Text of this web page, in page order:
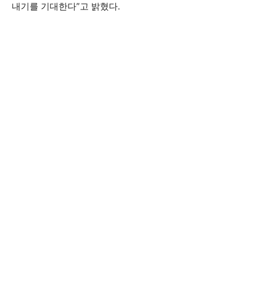
내기를 기대한다”고 밝혔다.